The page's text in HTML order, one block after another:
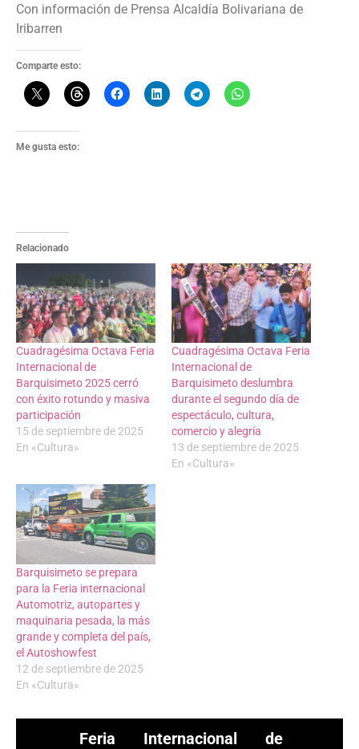
‎Con información de Prensa Alcaldía Bolivariana de
Iribarren
Comparte esto:
Me gusta esto:
Relacionado
Cuadragésima Octava Feria
Internacional de
Barquisimeto 2025 cerró
con éxito rotundo y masiva
participación
15 de septiembre de 2025
En «Cultura»
Cuadragésima Octava Feria
Internacional de
Barquisimeto deslumbra
durante el segundo día de
espectáculo, cultura,
comercio y alegría
13 de septiembre de 2025
En «Cultura»
Barquisimeto se prepara
para la Feria internacional
Automotriz, autopartes y
maquinaria pesada, la más
grande y completa del país,
el Autoshowfest
12 de septiembre de 2025
En «Cultura»
Feria Internacional de